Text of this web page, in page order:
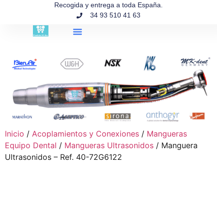
Recogida y entrega a toda España.
34 93 510 41 63
Inicio / Acoplamientos y Conexiones / Mangueras
Equipo Dental / Mangueras Ultrasonidos / Manguera
Ultrasonidos – Ref. 40-72G6122